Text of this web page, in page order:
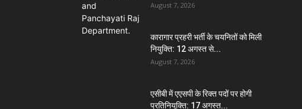
August 7, 2026
कारागार प्रहरी भर्ती के चयनितों को मिली
नियुक्ति: 12 अगस्त से...
August 7, 2026
एसीबी में एएसपी के रिक्त पदों पर होगी
प्रतिनियुक्ति: 17 अगस्त...